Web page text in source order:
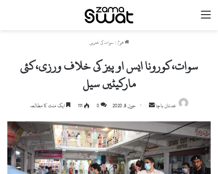
مینو
ھوم / سوات کی خبریں
سوات،کورونا ایس او پیز کی خلاف ورزی،کئی
مارکیٹیں سیل
عدنان باچا
Send
email
جون 8, 2020 0
111 ایک منٹ کا مطالعہ